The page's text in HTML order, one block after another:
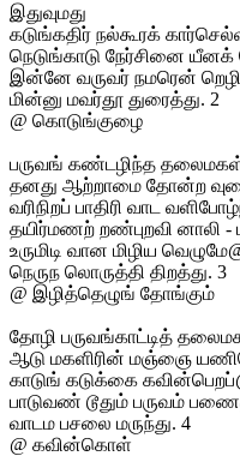
இதுவுமது
கடுங்கதிர் நல்கூரக்
நெடுங்காடு நேர்சினை யீனக்
இன்னே வருவர் நமரென்
மின்னு மவர்தூ துரைத்து. 2
@ கொடுங்குழை
பருவங் கண்டழிந்த
தனது ஆற்றாமை தோன்ற
வரிநிறப் பாதிரி வாட
தயிர்மணற் றண்புறவி னாலி -
உருமிடி வான மிழிய
நெருந லொருத்தி திறத்து. 3
@ இழித்தெழுங் தோங்கும்
தோழி பருவங்காட்டித்
ஆடு மகளிரின் மஞ்ஞை
காடுங் கடுக்கை
பாடுவண் டூதும் பருவம்
வாடம பசலை மருந்து. 4
@ கவின்கொள்